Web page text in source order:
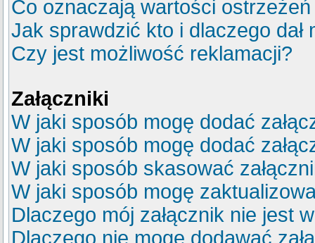
Co oznaczają wartości
Jak sprawdzić kto i dlaczego dał
Czy jest możliwość reklamacji?
Załączniki
W jaki sposób mogę dodać
W jaki sposób mogę dodać
W jaki sposób skasować
W jaki sposób mogę
Dlaczego mój załącznik nie jest
Dlaczego nie mogę dodawać